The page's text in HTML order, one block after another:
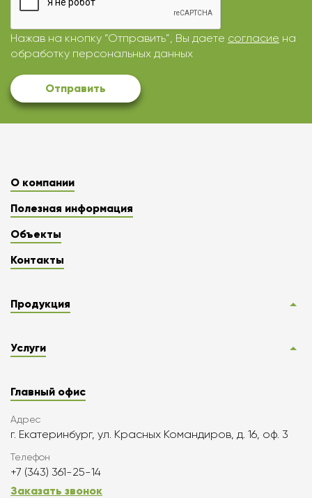
Нажав на кнопку “Отправить”, Вы даете согласие на
обработку персональных данных
Отправить
О компании
Полезная информация
Объекты
Контакты
Продукция
Услуги
Главный офис
Адрес
г. Екатеринбург, ул. Красных Командиров, д. 16, оф. 3
Телефон
+7 (343) 361-25-14
Заказать звонок